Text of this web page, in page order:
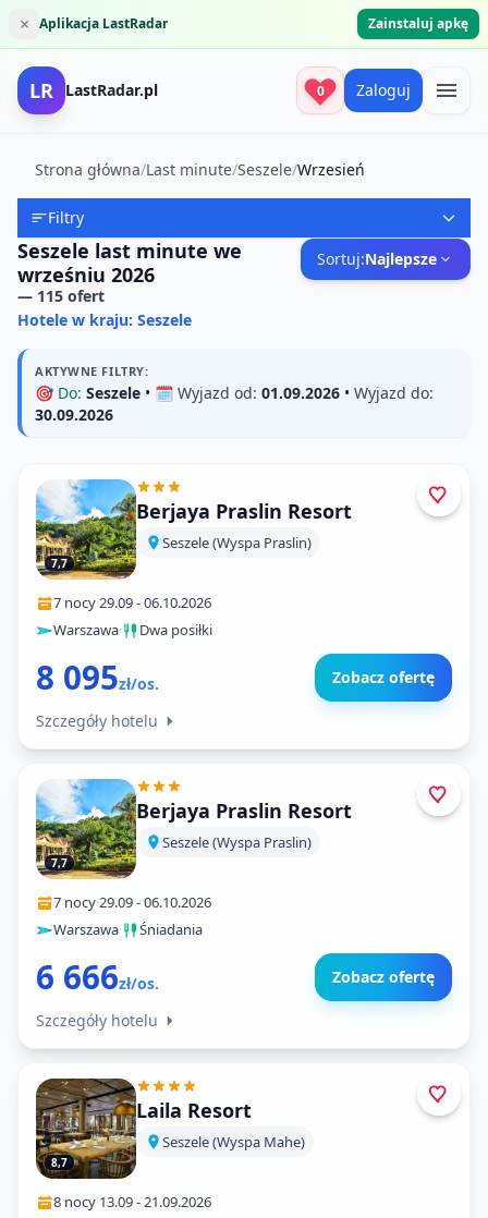
× Aplikacja LastRadar Zainstaluj apkę
LR LastRadar.pl 0 Zaloguj
Strona główna/Last minute/Seszele/Wrzesień
Filtry
Seszele last minute we
wrześniu 2026
— 115 ofert
Sortuj:Najlepsze
Hotele w kraju: Seszele
AKTYWNE FILTRY:
🎯 Do: Seszele • 🗓️ Wyjazd od: 01.09.2026 • Wyjazd do:
30.09.2026
7,7
Berjaya Praslin Resort
Seszele (Wyspa Praslin)
7 nocy·29.09-06.10.2026
Warszawa· Dwa posiłki
8 095zł/os. Zobacz ofertę
Szczegóły hotelu
7,7
Berjaya Praslin Resort
Seszele (Wyspa Praslin)
7 nocy·29.09-06.10.2026
Warszawa· Śniadania
6 666zł/os. Zobacz ofertę
Szczegóły hotelu
8,7
Laila Resort
Seszele (Wyspa Mahe)
8 nocy·13.09-21.09.2026